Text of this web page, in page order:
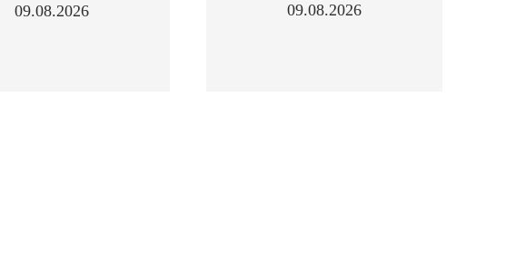
09.08.2026
09.08.2026